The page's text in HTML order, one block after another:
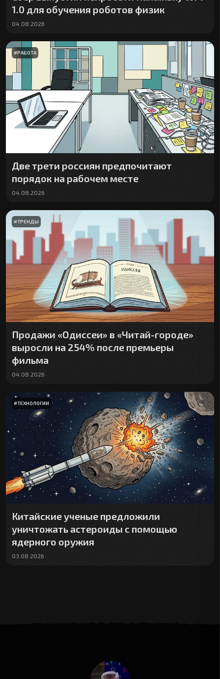
1.0 для обучения роботов физик
04.08.2026
#РАБОТА
Две трети россиян предпочитают
порядок на рабочем месте
04.08.2026
#ТРЕНДЫ
Продажи «Одиссеи» в «Читай-городе»
выросли на 254% после премьеры
фильма
04.08.2026
#ТЕХНОЛОГИИ
Китайские ученые предложили
уничтожать астероиды с помощью
ядерного оружия
03.08.2026